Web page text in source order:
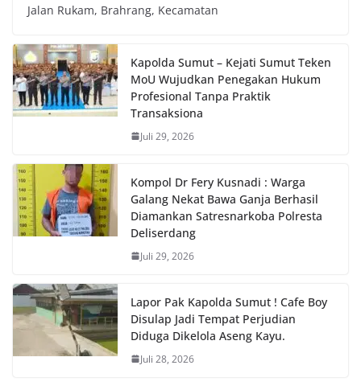
Jalan Rukam, Brahrang, Kecamatan
Kapolda Sumut – Kejati Sumut Teken
MoU Wujudkan Penegakan Hukum
Profesional Tanpa Praktik
Transaksiona
Juli 29, 2026
Kompol Dr Fery Kusnadi : Warga
Galang Nekat Bawa Ganja Berhasil
Diamankan Satresnarkoba Polresta
Deliserdang
Juli 29, 2026
Lapor Pak Kapolda Sumut ! Cafe Boy
Disulap Jadi Tempat Perjudian
Diduga Dikelola Aseng Kayu.
Juli 28, 2026